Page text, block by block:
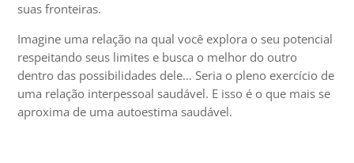
suas fronteiras.
Imagine uma relação na qual você explora o seu potencial
respeitando seus limites e busca o melhor do outro
dentro das possibilidades dele… Seria o pleno exercício de
uma relação interpessoal saudável. E isso é o que mais se
aproxima de uma autoestima saudável.